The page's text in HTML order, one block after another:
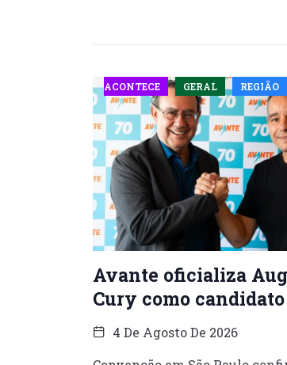
ACONTECE GERAL REGIÃO
Avante oficializa
Cury como
4 De Agosto De 2026